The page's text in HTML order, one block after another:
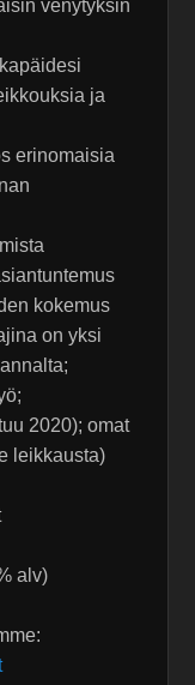
venytyksin
ja
erinomaisia
kokemus
on yksi
2020); omat
leikkausta)
alv)